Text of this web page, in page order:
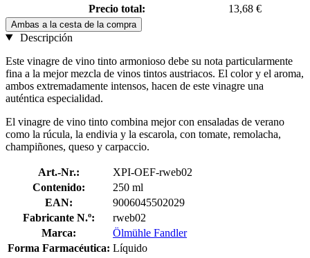
Precio total:
13,68 €
Ambas a la cesta de la compra
Descripción
Este vinagre de vino tinto armonioso debe su nota particularmente
fina a la mejor mezcla de vinos tintos austriacos. El color y el aroma,
ambos extremadamente intensos, hacen de este vinagre una
auténtica especialidad.
El vinagre de vino tinto combina mejor con ensaladas de verano
como la rúcula, la endivia y la escarola, con tomate, remolacha,
champiñones, queso y carpaccio.
Art.-Nr.:
XPI-OEF-rweb02
Contenido:
250 ml
EAN:
9006045502029
Fabricante N.º:
rweb02
Marca:
Ölmühle Fandler
Forma Farmacéutica: Líquido